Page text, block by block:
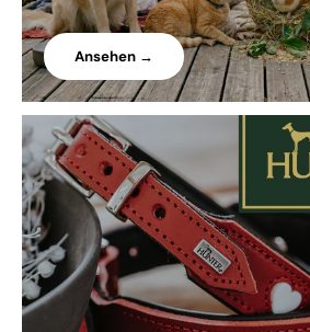
Ansehen →